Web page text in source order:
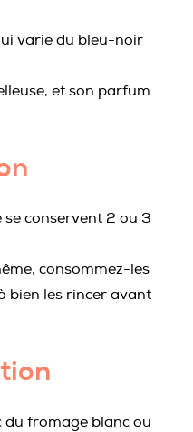
varie du bleu-noir
et son parfum
conservent 2 ou 3
consommez-les
bien les rincer avant
du fromage blanc ou